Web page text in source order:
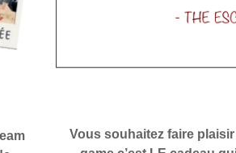
Vous souhaitez faire